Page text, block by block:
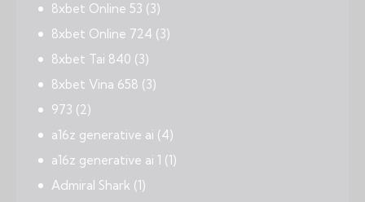
8xbet Online 53 (3)
8xbet Online 724 (3)
8xbet Tai 840 (3)
8xbet Vina 658 (3)
973 (2)
a16z generative ai (4)
a16z generative ai 1 (1)
Admiral Shark (1)